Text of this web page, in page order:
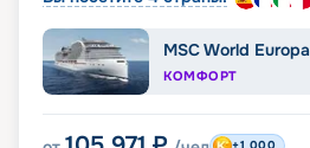
MSC World Europa
КОМФОРТ